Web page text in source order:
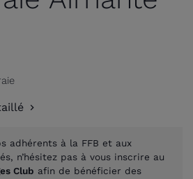
adhérents à la FFB et aux
n’hésitez pas à vous inscrire au
Club afin de bénéficier des